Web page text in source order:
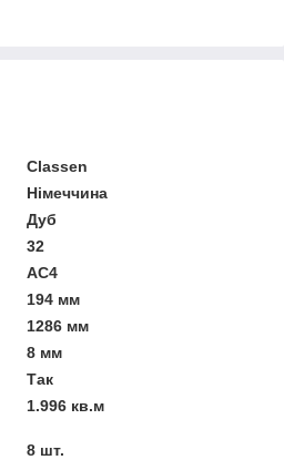
Classen
Німеччина
Дуб
32
АС4
194 мм
1286 мм
8 мм
Так
1.996 кв.м
8 шт.